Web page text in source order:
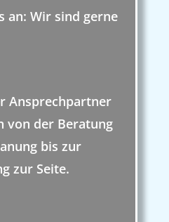
an: Wir sind gerne
Ansprechpartner
von der Beratung
bis zur
zur Seite.